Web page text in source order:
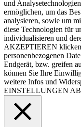
und
ermöglichen, um das
analysieren, sowie um
diese Technologien für
individualisieren und
AKZEPTIEREN
personenbezogenen
Endgerät, bzw. greifen
können Sie Ihre
weitere Infos und
EINSTELLUNGEN